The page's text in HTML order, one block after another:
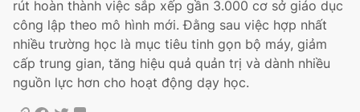
Giải trí
Sức khỏe
Công nghệ
Current
0:02 / Duration
2:55
rút hoàn thành việc sắp xếp gần 3.000 cơ sở giáo dục
công lập theo mô hình mới. Đằng sau việc hợp nhất
nhiều trường học là mục tiêu tinh gọn bộ máy, giảm
cấp trung gian, tăng hiệu quả quản trị và dành nhiều
nguồn lực hơn cho hoạt động dạy học.